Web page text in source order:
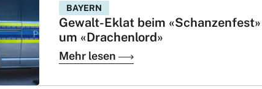
BAYERN
Gewalt-Eklat beim «Schanzenfest»
um «Drachenlord»
Mehr lesen